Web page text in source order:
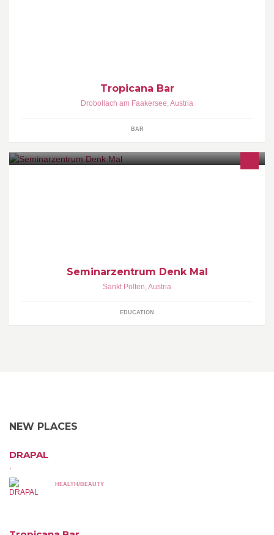
Tropicana Bar
Drobollach am Faakersee,Austria
BAR
Seminarzentrum Denk Mal
Sankt Pölten,Austria
EDUCATION
NEW PLACES
DRAPAL
,
HEALTH/BEAUTY